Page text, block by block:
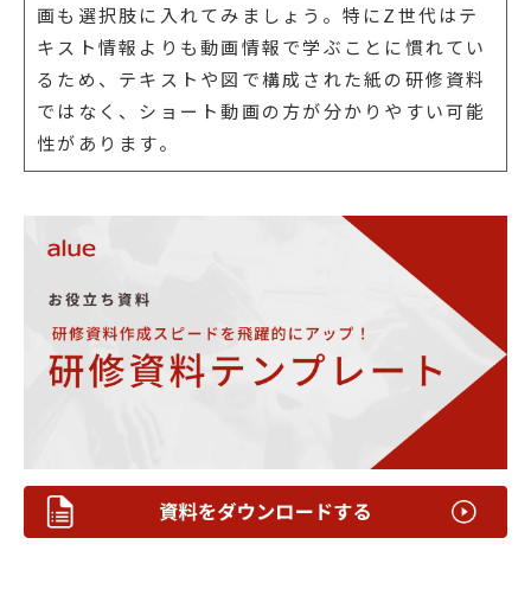
画も選択肢に入れてみましょう。特にZ世代はテ
キスト情報よりも動画情報で学ぶことに慣れてい
るため、テキストや図で構成された紙の研修資料
ではなく、ショート動画の方が分かりやすい可能
性があります。